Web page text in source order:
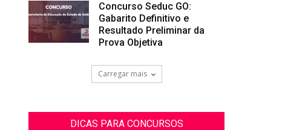
Concurso Seduc GO:
Gabarito Definitivo e
Resultado Preliminar da
Prova Objetiva
Carregar mais
DICAS PARA CONCURSOS